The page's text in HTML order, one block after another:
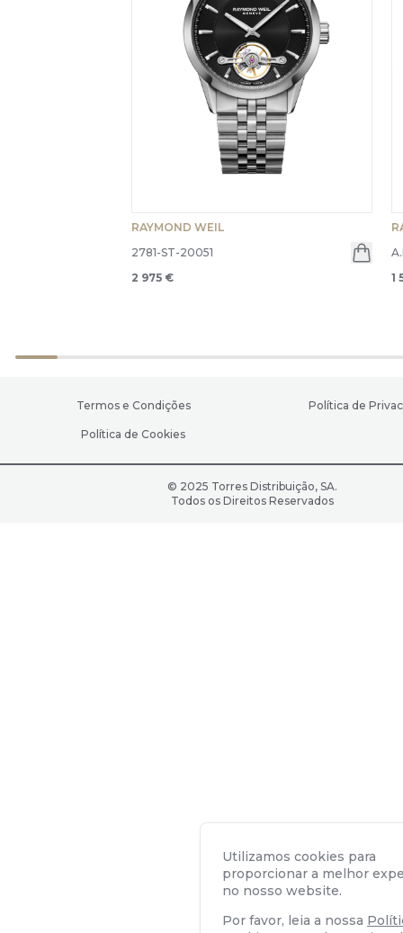
RAYMOND WEIL
2781-ST-20051
2 975 €
1
Termos e Condições Política de
Política de Cookies
© 2025 Torres Distribuição, SA.
Todos os Direitos Reservados
Utilizamos cookies para
proporcionar a melhor
no nosso website.
Por favor, leia a nossa